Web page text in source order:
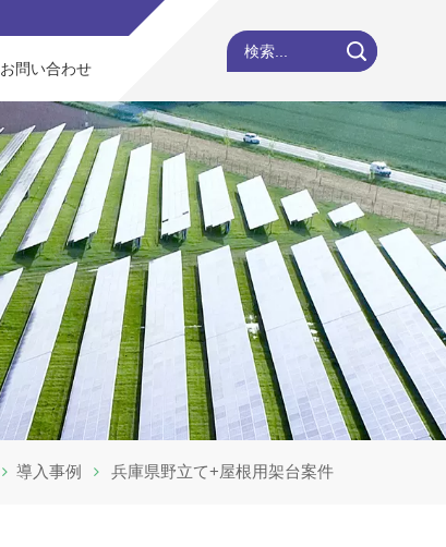
お問い合わせ
検索...
導入事例 兵庫県野立て+屋根用架台案件